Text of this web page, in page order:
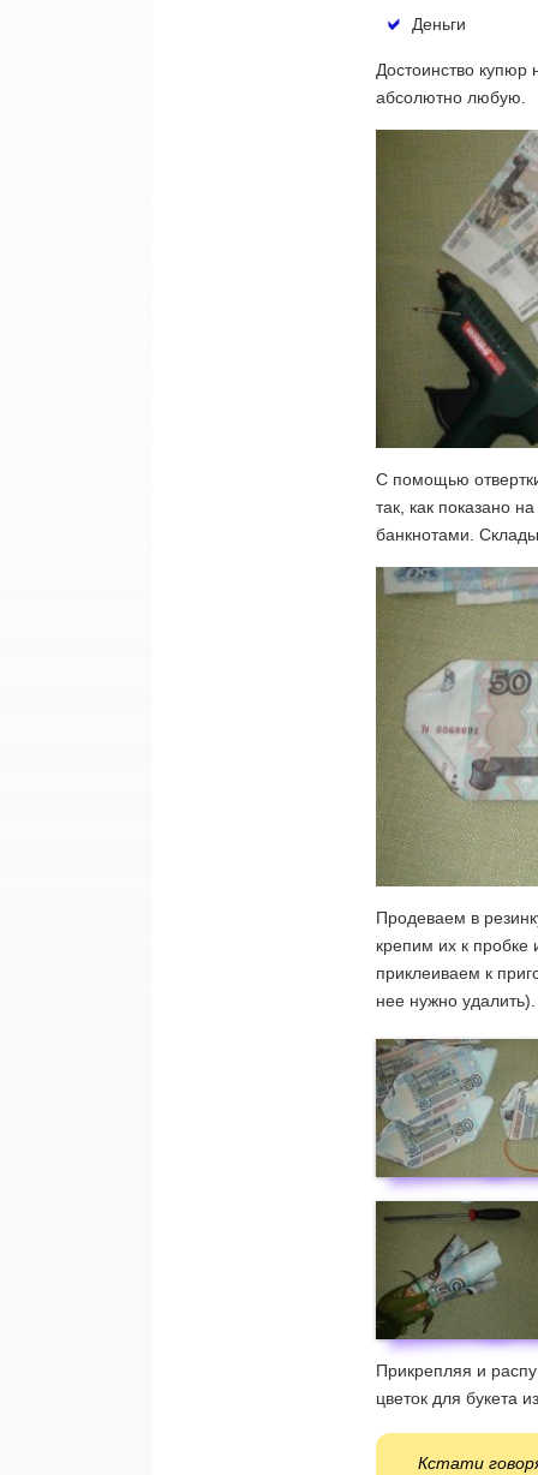
Деньги
Достоинство
абсолютно любую.
С помощью
так, как показано
банкнотами.
Продеваем в
крепим их к
приклеиваем к
нее нужно удалить).
Прикрепляя и
цветок для букета
Кстати